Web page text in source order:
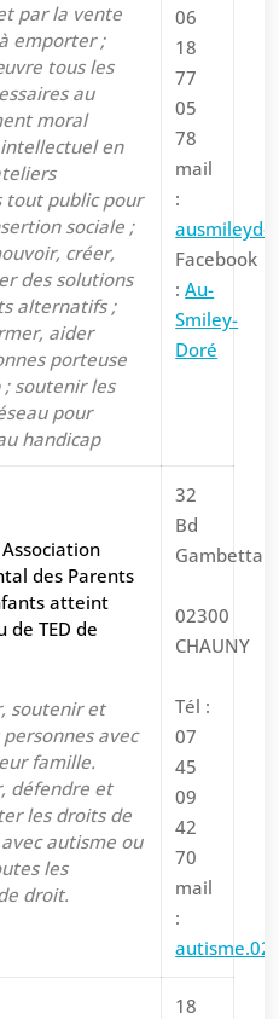
par la vente
emporter ;
tous les
au
moral
en
tout public pour
sociale ;
créer,
des solutions
alternatifs ;
aider
porteuse
soutenir les
pour
handicap
06
18
77
05
78
mail
:
Facebook
:Au-
Smiley-
Doré
Association
des Parents
atteint
de TED de
soutenir et
avec
famille.
défendre et
les droits de
autisme ou
les
droit.
32
Bd
Gambetta
02300
CHAUNY
Tél :
07
45
09
42
70
mail
:
18